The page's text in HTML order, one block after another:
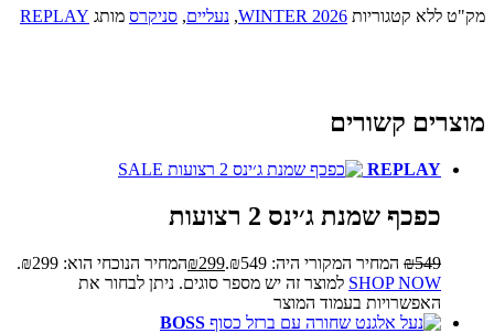
מק"ט ללא קטגוריות WINTER 2026
, נעליים, סניקרס מותג REPLAY
מוצרים קשורים
SALE REPLAY
כפכף שמנת ג׳ינס 2 רצועות
₪549 המחיר המקורי היה: ₪549. ₪299
המחיר הנוכחי הוא: ₪299.
SHOP NOW למוצר זה יש מספר סוגים. ניתן לבחור את
האפשרויות בעמוד המוצר
BOSS